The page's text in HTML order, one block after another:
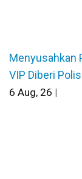
Menyusahkan
VIP Diberi
6 Aug, 26 |